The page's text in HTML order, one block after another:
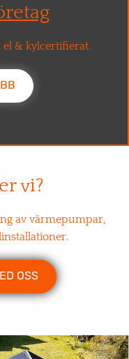
el & kylcertifierat.
vi?
av värmepumpar,
OSS